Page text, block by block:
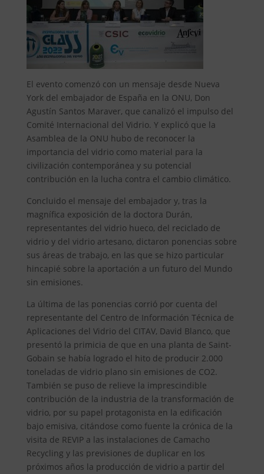
El evento comenzó con un mensaje desde Nueva
York del embajador de España en la ONU, Don
Agustín Santos Maraver, que canalizó el impulso del
Comité Internacional del Vidrio. Y explicó que la
Asamblea de la ONU hubo de reconocer la
importancia del vidrio como material para la
civilización contemporánea y su potencial
contribución en la lucha contra el cambio climático.
Concluido el mensaje del embajador y, tras la
magnífica exposición de la doctora Durán,
representantes del vidrio hueco, del reciclado de
vidrio y del vidrio artesano, dictaron ponencias sobre
sus áreas de trabajo, en las que se hizo particular
hincapié sobre la aportación a un futuro del Mundo
sin emisiones.
La última de las ponencias corrió por cuenta del
representante del Centro de Información Técnica de
Aplicaciones del Vidrio del CITAV, David Blanco, que
presentó la primicia de que en una planta de Saint-
Gobain se había logrado el hito de producir 2.000
toneladas de vidrio plano sin emisiones de CO2.
También se puso de relieve la imprescindible
contribución de la industria de la transformación de
vidrio, por su papel protagonista en la edificación
bajo emisiva, citándose como fuente la crónica de la
visita de REVIP a las instalaciones de Camacho
Recycling y las previsiones de duplicar en los
próximos años la producción de vidrio a partir del